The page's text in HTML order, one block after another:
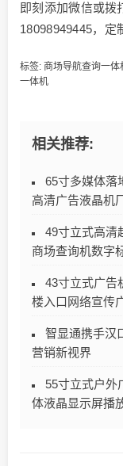
即刻添加微信或拨
18098949445，定
标签: 商场导航查询一体
一体机
相关推荐:
65寸多媒体落
高清广告液晶机
49寸立式高清
商场查询机数字
43寸立式广告
楼入口网络宣传
智显通携手汉
营销新视界
55寸立式户外
体液晶显示屏播